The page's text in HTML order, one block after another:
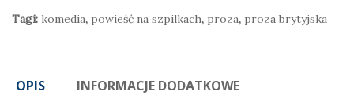
Tagi: komedia, powieść na szpilkach, proza, proza brytyjska
OPIS INFORMACJE DODATKOWE